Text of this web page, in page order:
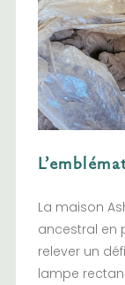
La maison
ancestral en
relever un
lampe